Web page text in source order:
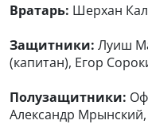
Вратарь: Шерхан
Защитники: Луиш
(капитан), Егор
Полузащитники:
Александр